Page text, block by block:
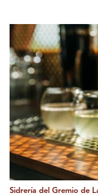
Sidrería del Gremio de